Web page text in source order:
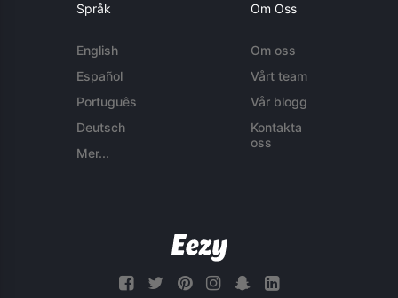
Språk
English
Español
Português
Deutsch
Mer...
Om Oss
Om oss
Vårt team
Vår blogg
Kontakta
oss